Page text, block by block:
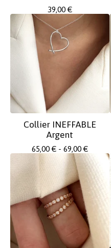
39,00 €
Collier INEFFABLE
Argent
65,00 € - 69,00 €